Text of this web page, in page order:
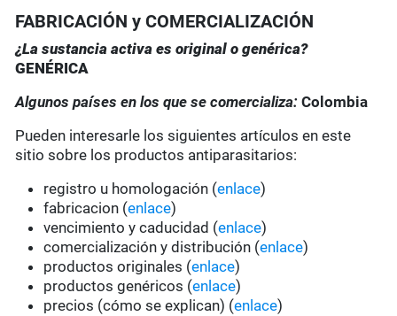
FABRICACIÓN y COMERCIALIZACIÓN
¿La sustancia activa es original o genérica?
GENÉRICA
Algunos países en los que se comercializa:Colombia
Pueden interesarle los siguientes artículos en este
sitio sobre los productos antiparasitarios:
registro u homologación (enlace)
fabricacion (enlace)
vencimiento y caducidad (enlace)
comercialización y distribución (enlace)
productos originales (enlace)
productos genéricos (enlace)
precios (cómo se explican) (enlace)